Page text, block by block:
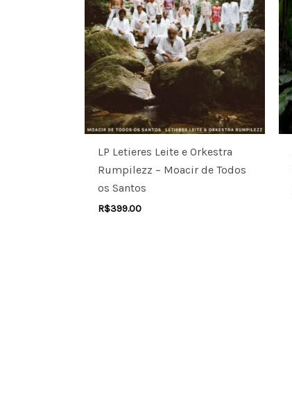
LP Letieres Leite e Orkestra
Rumpilezz – Moacir de Todos
os Santos
R$399.00